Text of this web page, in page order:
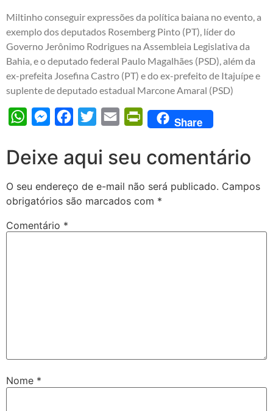
Miltinho conseguir expressões da política baiana no evento, a
exemplo dos deputados Rosemberg Pinto (PT), líder do
Governo Jerônimo Rodrigues na Assembleia Legislativa da
Bahia, e o deputado federal Paulo Magalhães (PSD), além da
ex-prefeita Josefina Castro (PT) e do ex-prefeito de Itajuípe e
suplente de deputado estadual Marcone Amaral (PSD)
WhatsAppMessengerFacebook
Twitter Email PrintFriendly
Share
Deixe aqui seu comentário
O seu endereço de e-mail não será publicado. Campos
obrigatórios são marcados com *
Comentário *
Nome *